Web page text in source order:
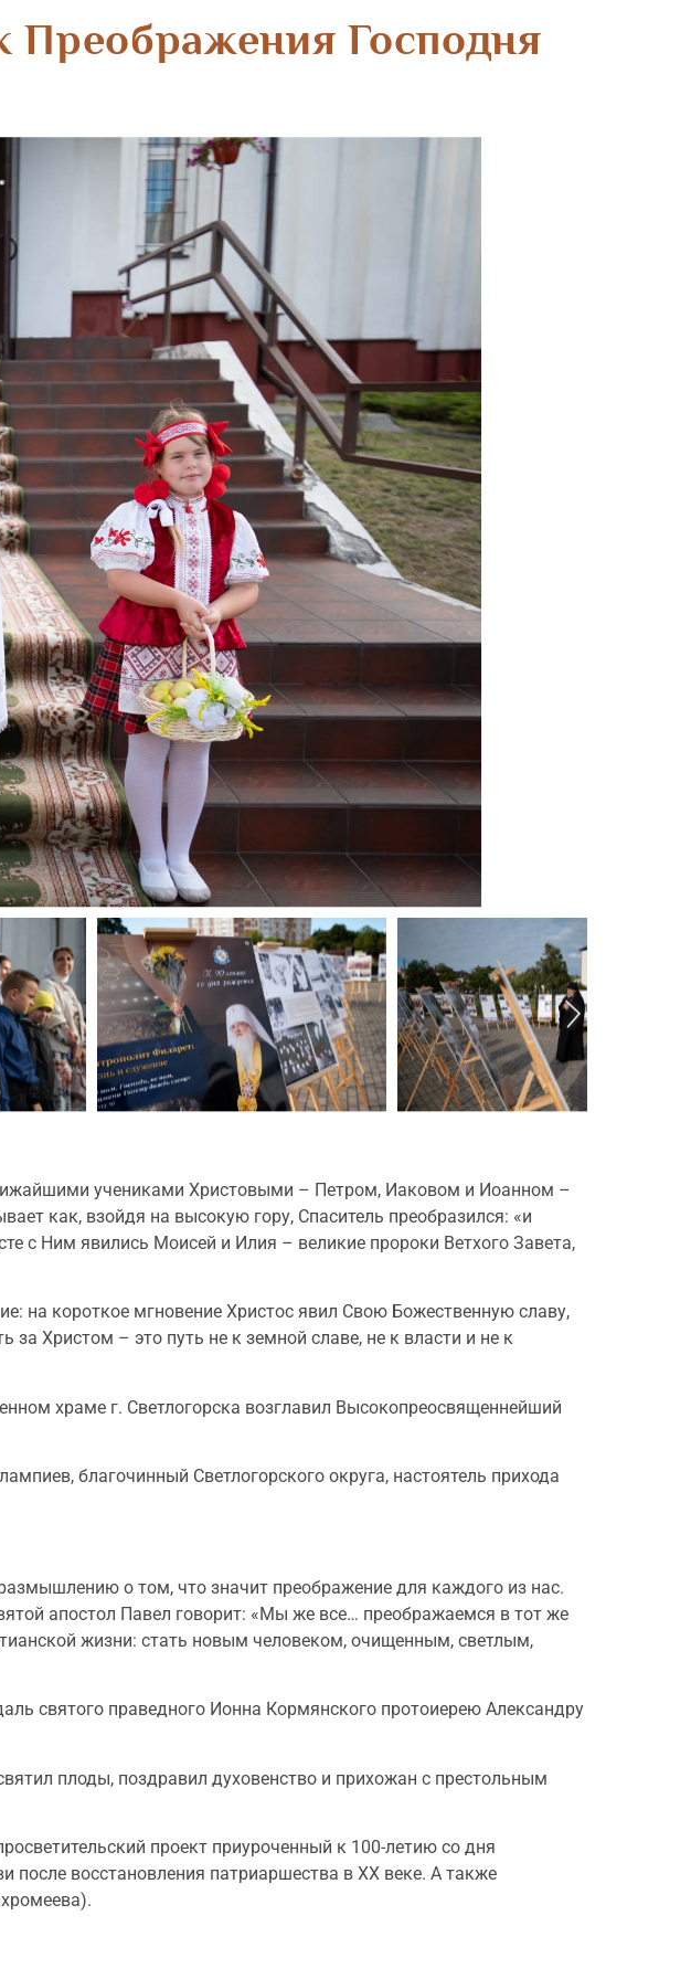
Преображения Господня
учениками Христовыми – Петром, Иаковом и Иоанном –
как, взойдя на высокую гору, Спаситель преобразился: «и
с Ним явились Моисей и Илия – великие пророки Ветхого Завета,
на короткое мгновение Христос явил Свою Божественную славу,
Христом – это путь не к земной славе, не к власти и не к
храме г. Светлогорска возглавил Высокопреосвященнейший
благочинный Светлогорского округа, настоятель прихода
о том, что значит преображение для каждого из нас.
апостол Павел говорит: «Мы же все… преображаемся в тот же
жизни: стать новым человеком, очищенным, светлым,
святого праведного Ионна Кормянского протоиерею Александру
плоды, поздравил духовенство и прихожан с престольным
проект приуроченный к 100-летию со дня
восстановления патриаршества в XX веке. А также